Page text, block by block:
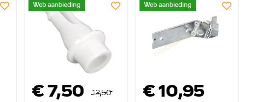
Web aanbieding
€ 7,50
12,50
Web aanbieding
€ 10,95